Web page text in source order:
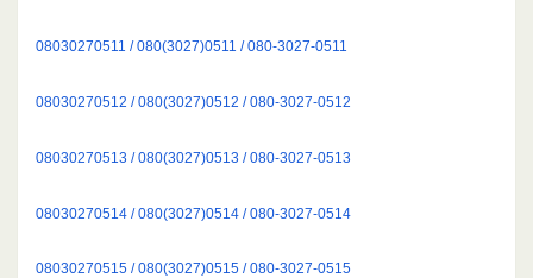
08030270511 / 080(3027)0511 / 080-3027-0511
08030270512 / 080(3027)0512 / 080-3027-0512
08030270513 / 080(3027)0513 / 080-3027-0513
08030270514 / 080(3027)0514 / 080-3027-0514
08030270515 / 080(3027)0515 / 080-3027-0515